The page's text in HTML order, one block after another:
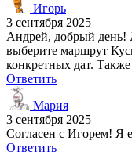
Игорь
3 сентября 2025
Андрей, добрый день!
выберите маршрут
конкретных дат.
Ответить
Мария
3 сентября 2025
Согласен с Игорем! Я
Ответить